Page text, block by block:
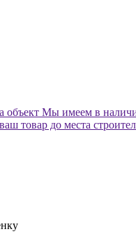
объект Мы имеем в
товар до места